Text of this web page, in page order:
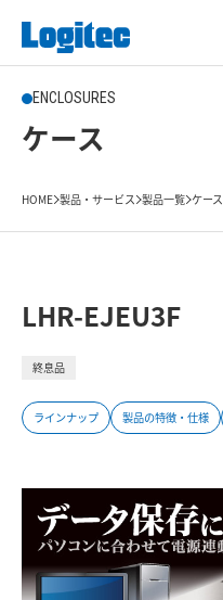
ENCLOSURES
ケース
HOME 製品・サービス 製品一覧 ケース
LHR-EJEU3F
終息品
ラインナップ 製品の特徴・仕様